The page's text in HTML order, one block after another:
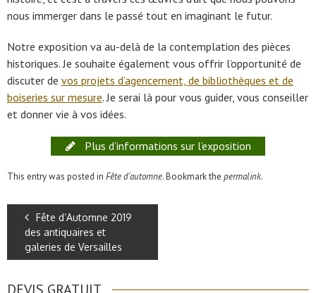
nous immerger dans le passé tout en imaginant le futur.
Notre exposition va au-delà de la contemplation des pièces
historiques. Je souhaite également vous offrir l’opportunité de
discuter de vos projets d’agencement, de bibliothèques et de
boiseries sur mesure. Je serai là pour vous guider, vous conseiller
et donner vie à vos idées.
Plus d’informations sur l’exposition
This entry was posted in Fête d'automne. Bookmark the permalink.
Fête d’Automne 2019
des antiquaires et
galeries de Versailles